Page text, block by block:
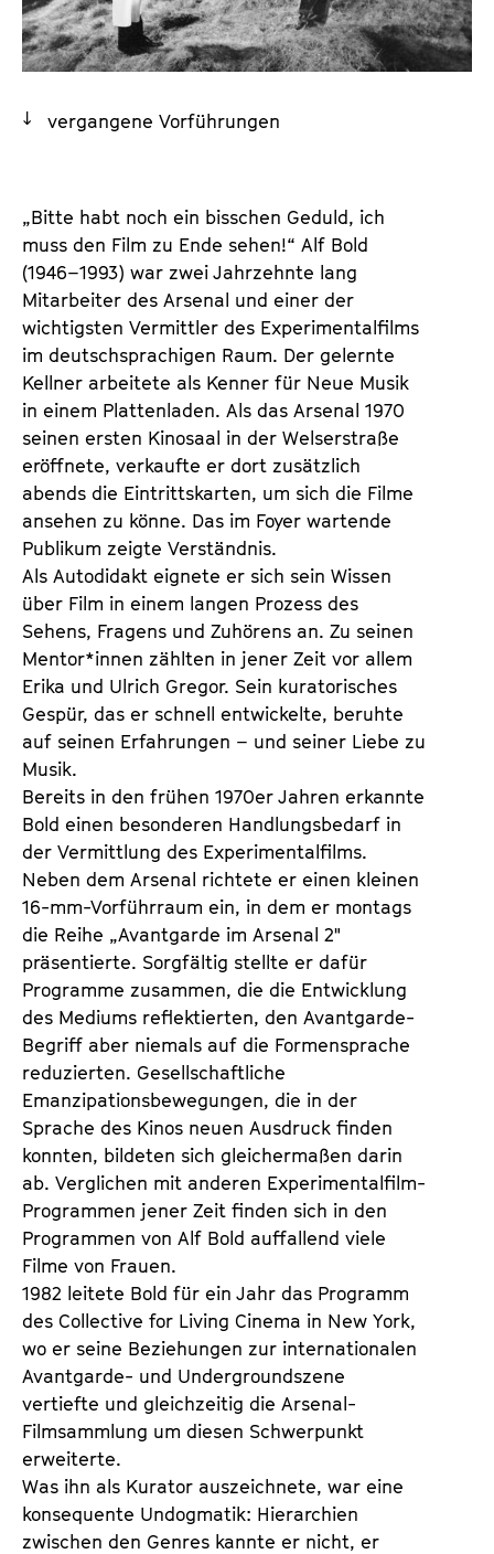
t
u
e
vergangene Vorführungen
„Bitte habt noch ein bisschen Geduld, ich
muss den Film zu Ende sehen!“ Alf Bold
(1946–1993) war zwei Jahrzehnte lang
Mitarbeiter des Arsenal und einer der
wichtigsten Vermittler des Experimentalfilms
im deutschsprachigen Raum. Der gelernte
Kellner arbeitete als Kenner für Neue Musik
in einem Plattenladen. Als das Arsenal 1970
seinen ersten Kinosaal in der Welserstraße
eröffnete, verkaufte er dort zusätzlich
abends die Eintrittskarten, um sich die Filme
ansehen zu könne. Das im Foyer wartende
Publikum zeigte Verständnis.
Als Autodidakt eignete er sich sein Wissen
über Film in einem langen Prozess des
Sehens, Fragens und Zuhörens an. Zu seinen
Mentor*innen zählten in jener Zeit vor allem
Erika und Ulrich Gregor. Sein kuratorisches
Gespür, das er schnell entwickelte, beruhte
auf seinen Erfahrungen – und seiner Liebe zu
Musik.
Bereits in den frühen 1970er Jahren erkannte
Bold einen besonderen Handlungsbedarf in
der Vermittlung des Experimentalfilms.
Neben dem Arsenal richtete er einen kleinen
16-mm-Vorführraum ein, in dem er montags
die Reihe „Avantgarde im Arsenal 2"
präsentierte. Sorgfältig stellte er dafür
Programme zusammen, die die Entwicklung
des Mediums reflektierten, den Avantgarde-
Begriff aber niemals auf die Formensprache
reduzierten. Gesellschaftliche
Emanzipationsbewegungen, die in der
Sprache des Kinos neuen Ausdruck finden
konnten, bildeten sich gleichermaßen darin
ab. Verglichen mit anderen Experimentalfilm-
Programmen jener Zeit finden sich in den
Programmen von Alf Bold auffallend viele
Filme von Frauen.
1982 leitete Bold für ein Jahr das Programm
des Collective for Living Cinema in New York,
wo er seine Beziehungen zur internationalen
Avantgarde- und Undergroundszene
vertiefte und gleichzeitig die Arsenal-
Filmsammlung um diesen Schwerpunkt
erweiterte.
Was ihn als Kurator auszeichnete, war eine
konsequente Undogmatik: Hierarchien
zwischen den Genres kannte er nicht, er